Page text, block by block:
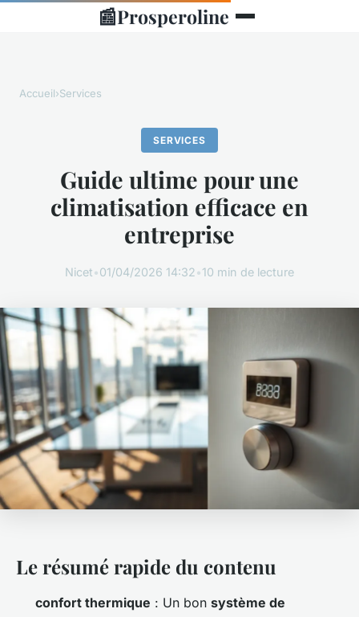
📰Prosperoline
Accueil›Services
SERVICES
Guide ultime pour une
climatisation efficace en
entreprise
Nicet•01/04/2026 14:32•10 min de lecture
Le résumé rapide du contenu
confort thermique : Un bon système de